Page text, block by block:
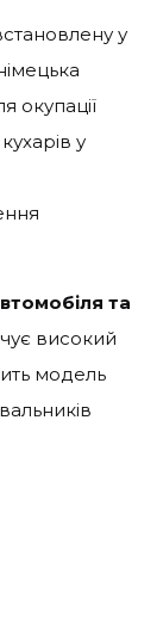
у
окупації
у
та
високий
модель